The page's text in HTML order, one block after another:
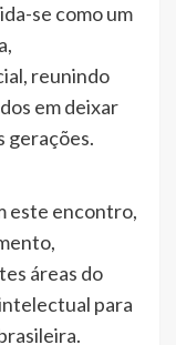
se como um
reunindo
em deixar
gerações.
este encontro,
áreas do
para